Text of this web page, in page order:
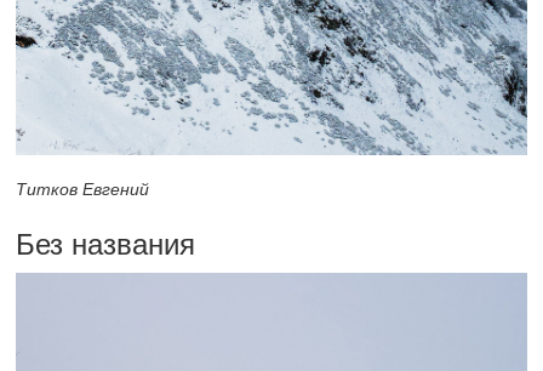
Титков Евгений
Без названия